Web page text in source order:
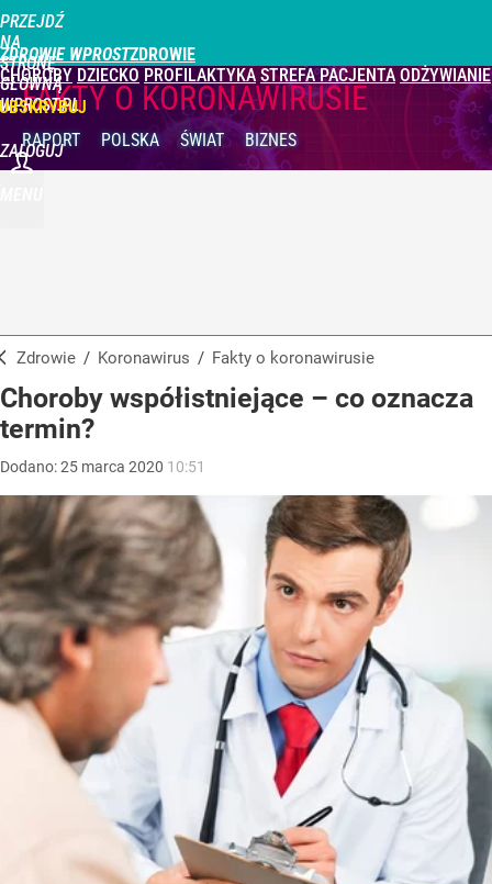
PRZEJDŹ
NA
STRONĘ
GŁÓWNĄ
WPROST.PL
ZDROWIE WPROST
CHOROBY DZIECKO PROFILAKTYKA STREFA PACJENTA ODŻYWIANIE
ZALOGUJ
FAKTY O KORONAWIRUSIE
RAPORT POLSKA ŚWIAT BIZNES
Zdrowie / Koronawirus / Fakty o koronawirusie
Choroby współistniejące – co oznacza
termin?
Dodano:25 marca 2020 10:51